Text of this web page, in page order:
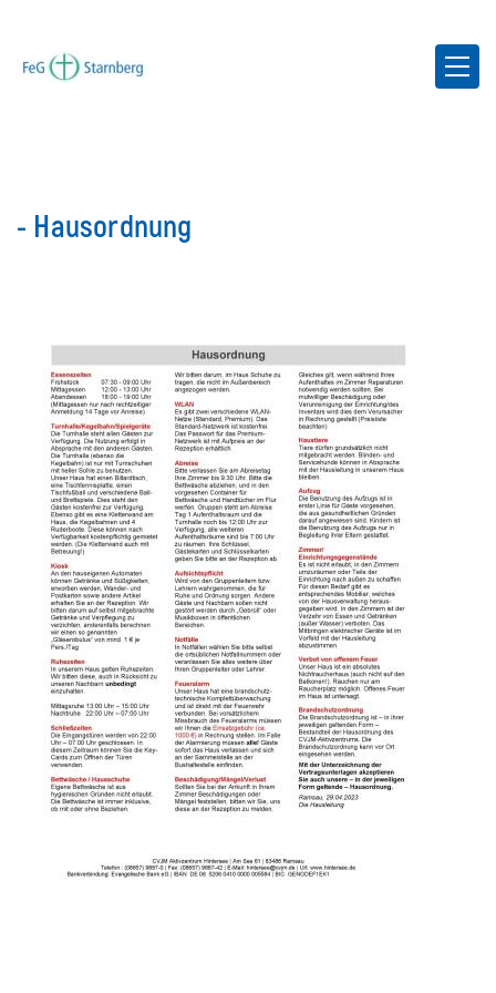
- Hausordnung